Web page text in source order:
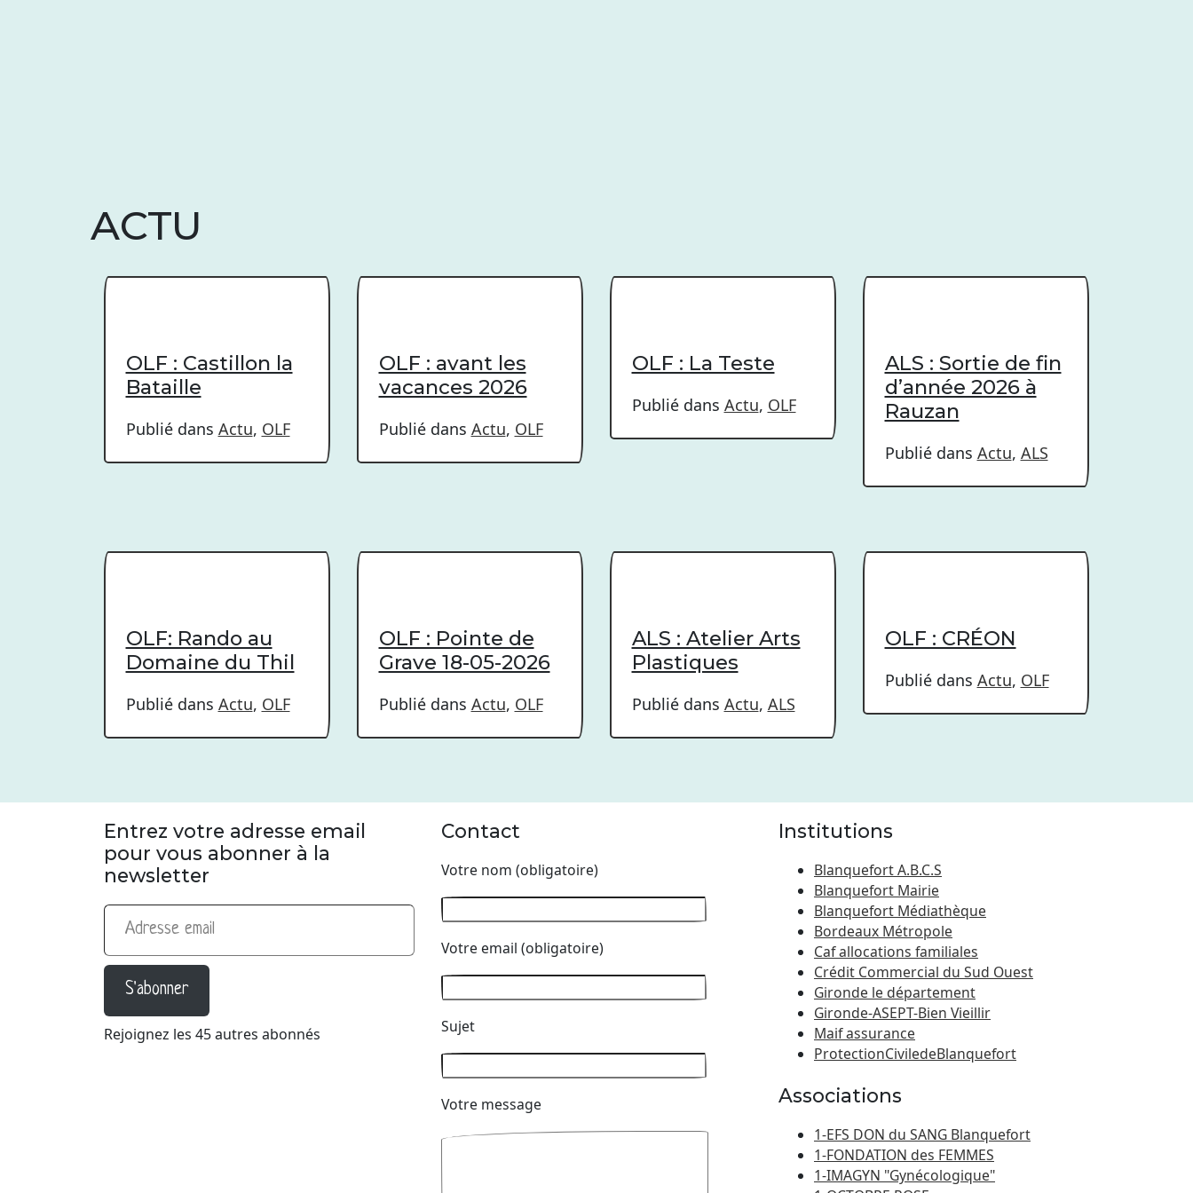
ACTU
OLF : Castillon la
Bataille
Publié dans Actu, OLF
OLF : avant les
vacances 2026
Publié dans Actu, OLF
OLF : La Teste
Publié dans Actu, OLF
ALS : Sortie de fin
d’année 2026 à
Rauzan
Publié dans Actu, ALS
OLF: Rando au
Domaine du Thil
Publié dans Actu, OLF
OLF : Pointe de
Grave 18-05-2026
Publié dans Actu, OLF
ALS : Atelier Arts
Plastiques
Publié dans Actu, ALS
OLF : CRÉON
Publié dans Actu, OLF
Entrez votre adresse email
pour vous abonner à la
newsletter
Adresse email
S'abonner
Rejoignez les 45 autres abonnés
Contact
Votre nom (obligatoire)
Votre email (obligatoire)
Sujet
Votre message
Institutions
Blanquefort A.B.C.S
Blanquefort Mairie
Blanquefort Médiathèque
Bordeaux Métropole
Caf allocations familiales
Crédit Commercial du Sud Ouest
Gironde le département
Gironde-ASEPT-Bien Vieillir
Maif assurance
ProtectionCiviledeBlanquefort
Associations
1-EFS DON du SANG Blanquefort
1-FONDATION des FEMMES
1-IMAGYN "Gynécologique"